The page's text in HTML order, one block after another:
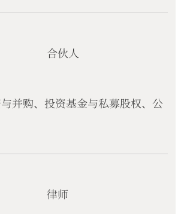
合伙人
并购、投资基金与私募股权、公
律师